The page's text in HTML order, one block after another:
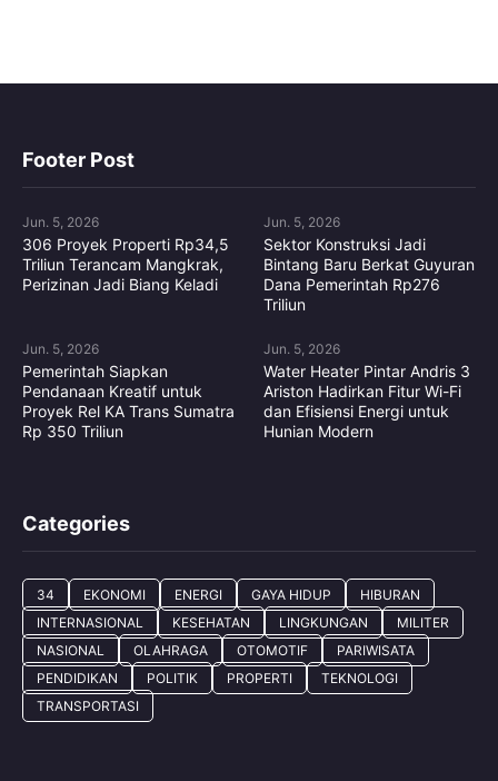
Footer Post
Jun. 5, 2026
306 Proyek Properti Rp34,5
Triliun Terancam Mangkrak,
Perizinan Jadi Biang Keladi
Jun. 5, 2026
Sektor Konstruksi Jadi
Bintang Baru Berkat Guyuran
Dana Pemerintah Rp276
Triliun
Jun. 5, 2026
Pemerintah Siapkan
Pendanaan Kreatif untuk
Proyek Rel KA Trans Sumatra
Rp 350 Triliun
Jun. 5, 2026
Water Heater Pintar Andris 3
Ariston Hadirkan Fitur Wi-Fi
dan Efisiensi Energi untuk
Hunian Modern
Categories
34 EKONOMI ENERGI GAYA HIDUP
HIBURAN
INTERNASIONAL
KESEHATAN LINGKUNGAN
MILITER
NASIONAL
OLAHRAGA OTOMOTIF
PARIWISATA
PENDIDIKAN
POLITIK PROPERTI
TEKNOLOGI
TRANSPORTASI